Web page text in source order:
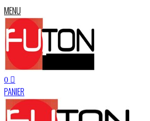
MENU
0
PANIER